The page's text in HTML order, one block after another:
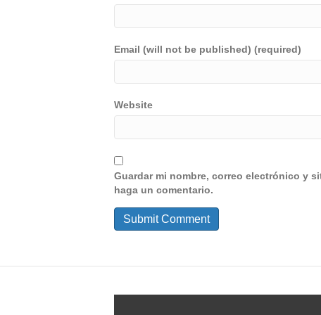
Email (will not be published) (required)
Website
Guardar mi nombre, correo electrónico y
haga un comentario.